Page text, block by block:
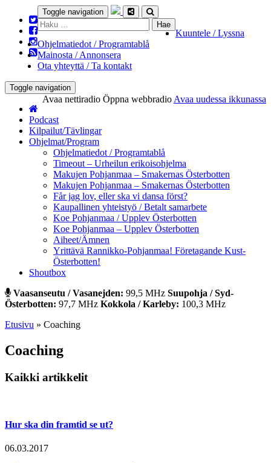
Toggle navigation
Haku:
Kuuntele / Lyssna
Ohjelmatiedot / Programtablå
Mainosta / Annonsera
Ota yhteyttä / Ta kontakt
Toggle navigation
Avaa nettiradio Öppna webbradio Avaa uudessa ikkunassa
Podcast
Kilpailut/Tävlingar
Ohjelmat/Program
Ohjelmatiedot / Programtablå
Timeout – Urheilun erikoisohjelma
Makujen Pohjanmaa – Smakernas Österbotten
Makujen Pohjanmaa – Smakernas Österbotten
Får jag lov, eller ska vi dansa först?
Kaupallinen yhteistyö / Betalt samarbete
Koe Pohjanmaa / Upplev Österbotten
Koe Pohjanmaa – Upplev Österbotten
Aiheet/Ämnen
Yrittävä Rannikko-Pohjanmaa! Företagande Kust-
Österbotten!
Shoutbox
Vaasanseutu / Vasanejden: 99,5 MHz Suupohja / Syd-
Österbotten: 97,7 MHz Kokkola / Karleby: 100,3 MHz
Etusivu » Coaching
Coaching
Kaikki artikkelit
Hur ska din framtid se ut?
06.03.2017